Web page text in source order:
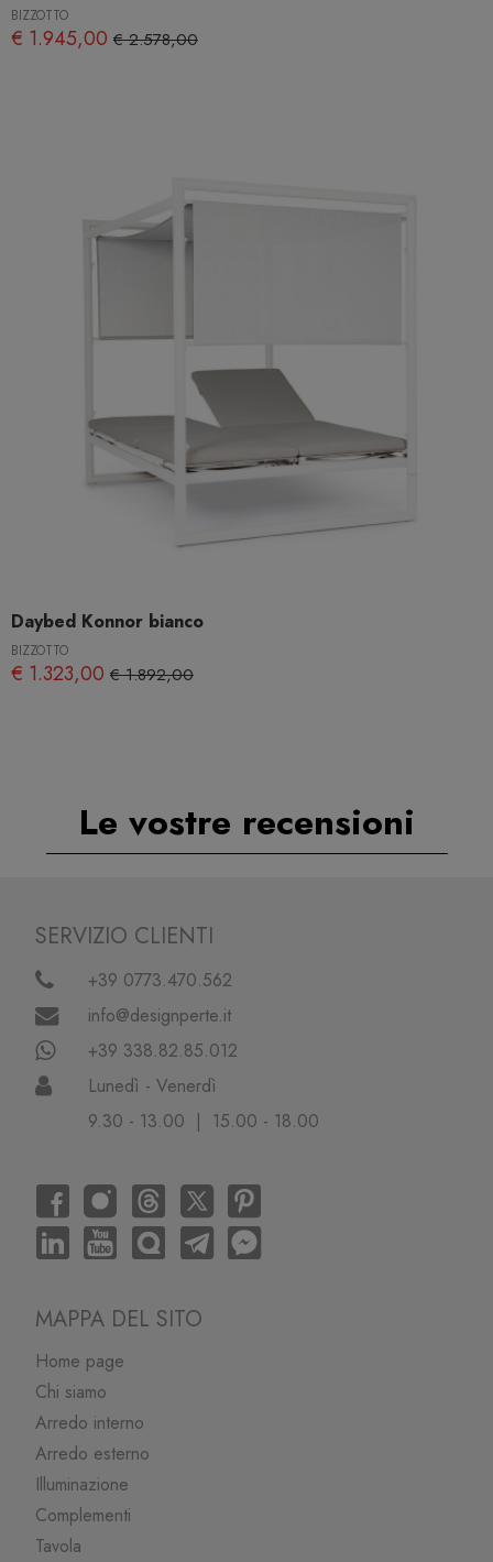
BIZZOTTO
€ 1.945,00 € 2.578,00
Daybed Konnor bianco
BIZZOTTO
€ 1.323,00 € 1.892,00
Le vostre recensioni
SERVIZIO CLIENTI
+39 0773.470.562
info@designperte.it
+39 338.82.85.012
Lunedì - Venerdì
9.30 - 13.00 | 15.00 - 18.00
MAPPA DEL SITO
Home page
Chi siamo
Arredo interno
Arredo esterno
Illuminazione
Complementi
Tavola